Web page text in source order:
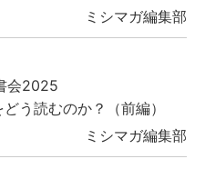
ミシマガ編集部
会2025
う読むのか？（前編）
ミシマガ編集部